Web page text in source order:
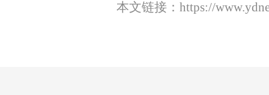
本文链接： https://